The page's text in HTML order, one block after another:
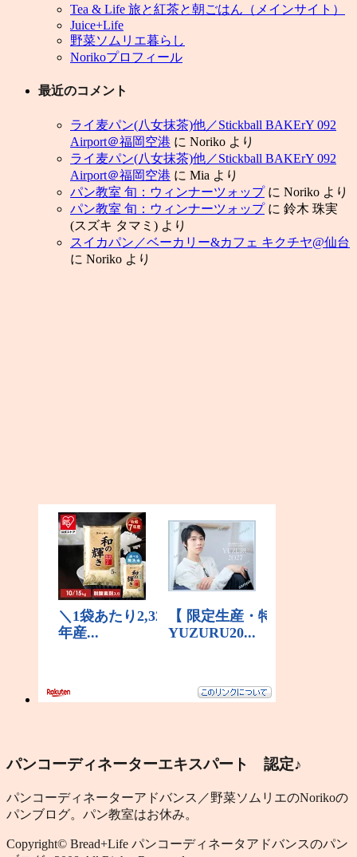
Tea & Life 旅と紅茶と朝ごはん（メインサイト）
Juice+Life
野菜ソムリエ暮らし
Norikoプロフィール
最近のコメント
ライ麦パン(八女抹茶)他／Stickball BAKErY 092
Airport＠福岡空港 に Noriko より
ライ麦パン(八女抹茶)他／Stickball BAKErY 092
Airport＠福岡空港 に Mia より
パン教室 旬：ウィンナーツォップに Noriko より
パン教室 旬：ウィンナーツォップに 鈴木 珠実
(スズキ タマミ) より
スイカパン／ベーカリー&カフェ キクチヤ@仙台
に Noriko より
パンコーディネーターエキスパート 認定♪
パンコーディネーターアドバンス／野菜ソムリエのNorikoの
パンブログ。パン教室はお休み。
Copyright© Bread+Life パンコーディネータアドバンスのパン